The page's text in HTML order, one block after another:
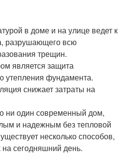
в доме и на улице ведет к
разрушающего всю
трещин.
является защита
утепления фундамента.
снижает затраты на
ни один современный дом,
и надежным без тепловой
несколько способов,
сегодняшний день.